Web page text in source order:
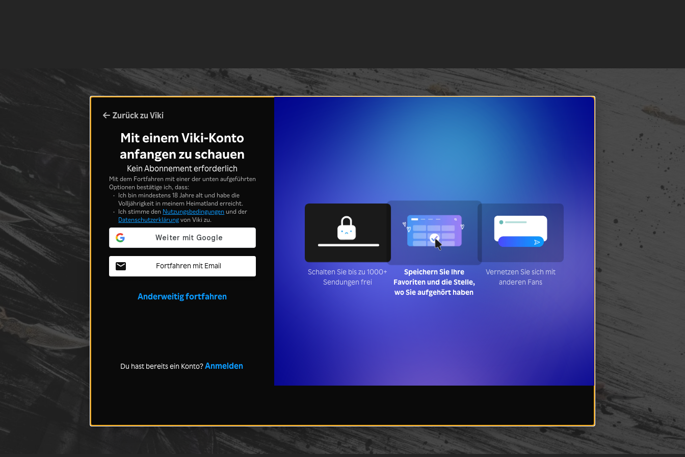
Zurück zu Viki
Mit einem Viki-Konto
anfangen zu schauen
Kein Abonnement erforderlich
Mit dem Fortfahren mit einer der unten aufgeführten
Optionen bestätige ich, dass:
Ich bin mindestens 18 Jahre alt und habe die
Volljährigkeit in meinem Heimatland erreicht.
Ich stimme den Nutzungsbedingungenund der
Datenschutzerklärungvon Viki zu.
Fortfahren mit Email
Anderweitig fortfahren
Du hast bereits ein Konto?Anmelden
Schalten Sie bis zu 1000+
Sendungen frei
Speichern Sie Ihre
Favoriten und die Stelle,
wo Sie aufgehört haben
Vernetzen Sie sich mit
anderen Fans